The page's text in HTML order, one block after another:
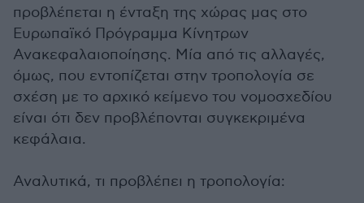
προβλέπεται η ένταξη της χώρας μας στο
Ευρωπαϊκό Πρόγραμμα Κίνητρων
Ανακεφαλαιοποίησης. Μία από τις αλλαγές,
όμως, που εντοπίζεται στην τροπολογία σε
σχέση με το αρχικό κείμενο του νομοσχεδίου
είναι ότι δεν προβλέπονται συγκεκριμένα
κεφάλαια.
Αναλυτικά, τι προβλέπει η τροπολογία: